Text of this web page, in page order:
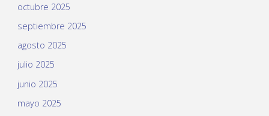
octubre 2025
septiembre 2025
agosto 2025
julio 2025
junio 2025
mayo 2025